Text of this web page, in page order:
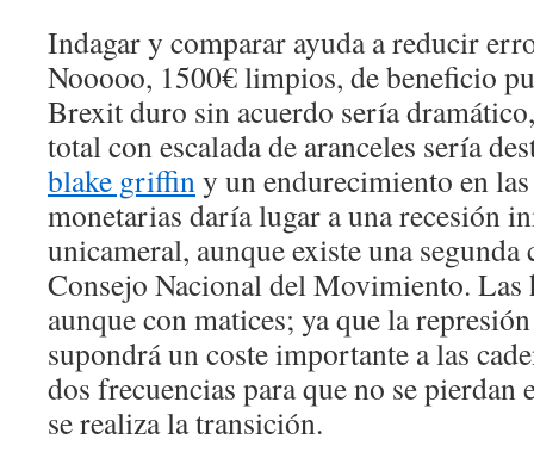
Indagar y comparar ayuda a reducir
Nooooo, 1500€ limpios, de beneficio
Brexit duro sin acuerdo sería
total con escalada de aranceles sería
blake griffiny un endurecimiento en
monetarias daría lugar a una recesión
unicameral, aunque existe una segunda
Consejo Nacional del Movimiento. Las
aunque con matices; ya que la
supondrá un coste importante a las
dos frecuencias para que no se pierdan
se realiza la transición.